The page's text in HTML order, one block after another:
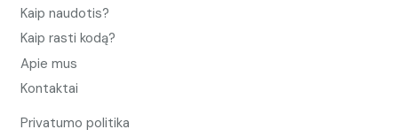
Kaip naudotis?
Kaip rasti kodą?
Apie mus
Kontaktai
Privatumo politika